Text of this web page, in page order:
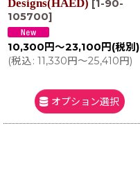
Designs(HAED) [1-90-
105700]
10,300 円～23,100 円 (税別)
(税込: 11,330円～25,410円)
オプション選択